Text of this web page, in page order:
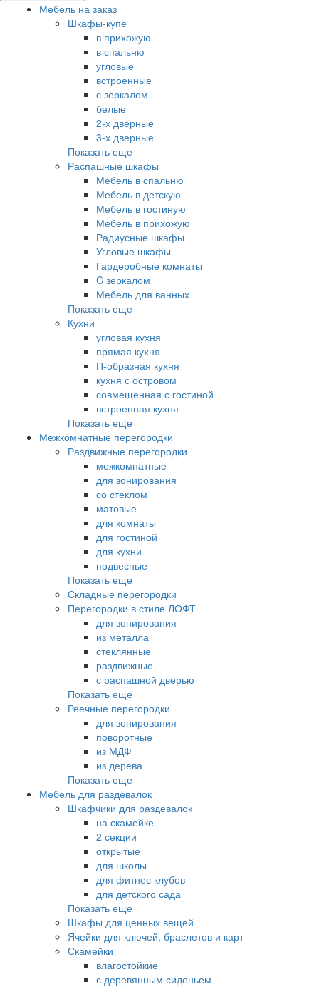
Мебель на заказ
Шкафы-купе
в прихожую
в спальню
угловые
встроенные
с зеркалом
белые
2-х дверные
3-х дверные
Показать еще
Распашные шкафы
Мебель в спальню
Мебель в детскую
Мебель в гостиную
Мебель в прихожую
Радиусные шкафы
Угловые шкафы
Гардеробные комнаты
C зеркалом
Мебель для ванных
Показать еще
Кухни
угловая кухня
прямая кухня
П-образная кухня
кухня с островом
совмещенная с гостиной
встроенная кухня
Показать еще
Межкомнатные перегородки
Раздвижные перегородки
межкомнатные
для зонирования
со стеклом
матовые
для комнаты
для гостиной
для кухни
подвесные
Показать еще
Складные перегородки
Перегородки в стиле ЛОФТ
для зонирования
из металла
стеклянные
раздвижные
с распашной дверью
Показать еще
Реечные перегородки
для зонирования
поворотные
из МДФ
из дерева
Показать еще
Мебель для раздевалок
Шкафчики для раздевалок
на скамейке
2 секции
открытые
для школы
для фитнес клубов
для детского сада
Показать еще
Шкафы для ценных вещей
Ячейки для ключей, браслетов и карт
Скамейки
влагостойкие
с деревянным сиденьем